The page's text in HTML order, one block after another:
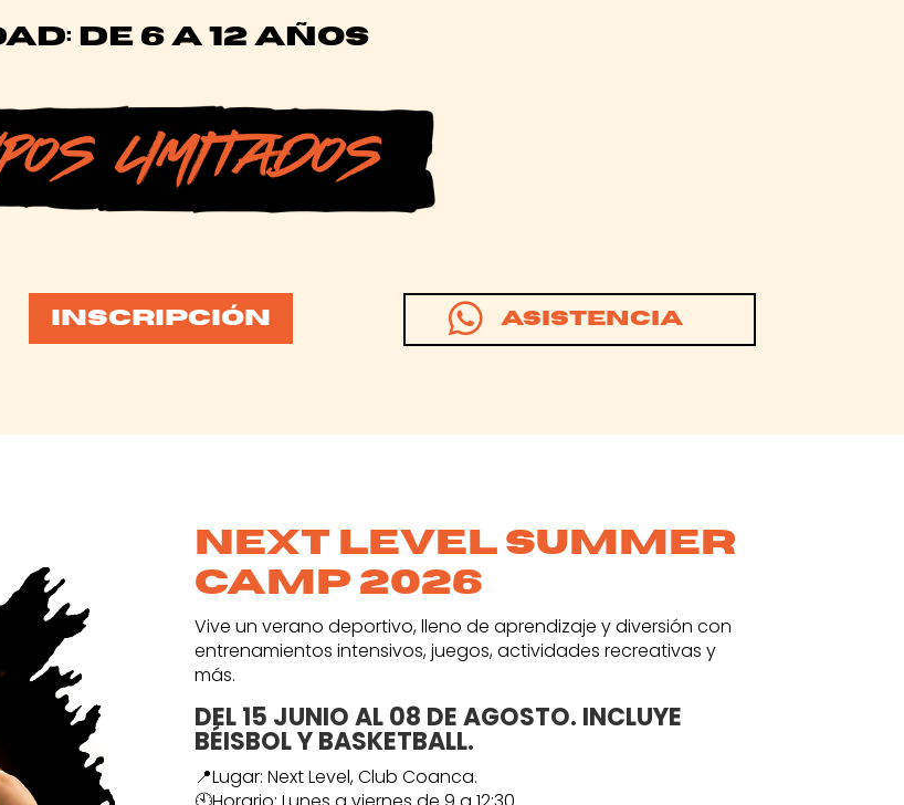
DE 6 A 12 AÑOS
INSCRIPCIÓN  Asistencia
next level summer
camp 2026
Vive un verano deportivo, lleno de aprendizaje y diversión con
entrenamientos intensivos, juegos, actividades recreativas y
más.
DEL 15 JUNIO AL 08 DE AGOSTO. INCLUYE
BÉISBOL Y BASKETBALL.
📍Lugar: Next Level, Club Coanca.